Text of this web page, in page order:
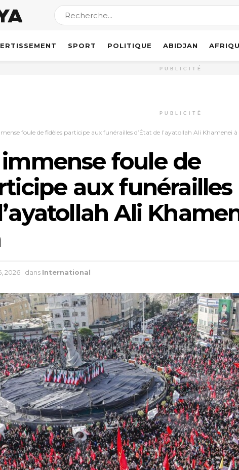
SPORT POLITIQUE ABIDJAN
PUBLICITÉ
PUBLICITÉ
foule de fidèles participe aux funérailles d’État de l’ayatollah Ali Khamenei à
immense foule de
aux funérailles
Ali
2026 dans International